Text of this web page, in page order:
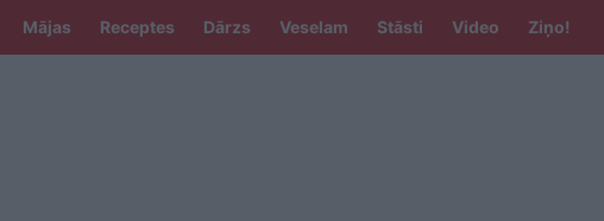
Mājas Receptes Dārzs Veselam Stāsti Video Ziņo!